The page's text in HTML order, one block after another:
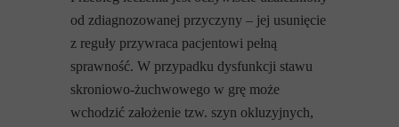
od zdiagnozowanej przyczyny – jej usunięcie
z reguły przywraca pacjentowi pełną
sprawność. W przypadku dysfunkcji stawu
skroniowo-żuchwowego w grę może
wchodzić założenie tzw. szyn okluzyjnych,